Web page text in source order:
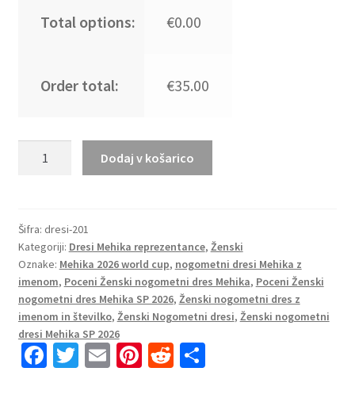
Total options: €0.00
Order total: €35.00
SP
2026
bela
reprezentance
Ženski
količina
Dodaj v košarico
Šifra: dresi-201
Kategoriji: Dresi Mehika reprezentance, Ženski
Oznake: Mehika 2026 world cup, nogometni dresi Mehika z
imenom, Poceni Ženski nogometni dres Mehika, Poceni Ženski
nogometni dres Mehika SP 2026, Ženski nogometni dres z
imenom in številko, Ženski Nogometni dresi, Ženski nogometni
dresi Mehika SP 2026
Fa T E Pi R S